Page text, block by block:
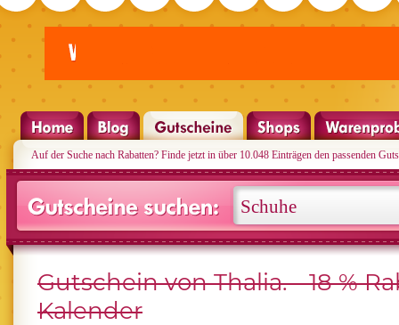
Auf der Suche nach Rabatten? Finde jetzt in über 10.048 Einträgen den passenden
Gutschein von Thalia. - 18 %
Kalender